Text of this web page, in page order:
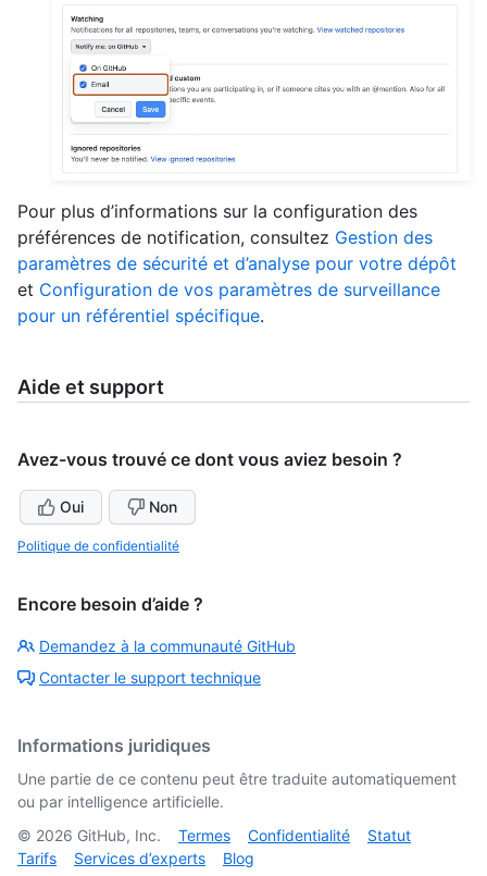
Pour plus d’informations sur la configuration des
préférences de notification, consultez Gestion des
paramètres de sécurité et d’analyse pour votre dépôt
et Configuration de vos paramètres de surveillance
pour un référentiel spécifique.
Aide et support
Avez-vous trouvé ce dont vous aviez besoin ?
Oui Non
Politique de confidentialité
Encore besoin d’aide ?
Demandez à la communauté GitHub
Contacter le support technique
Informations juridiques
Une partie de ce contenu peut être traduite automatiquement
ou par intelligence artificielle.
© 2026 GitHub, Inc. Termes Confidentialité
Statut
Tarifs
Services d’experts Blog